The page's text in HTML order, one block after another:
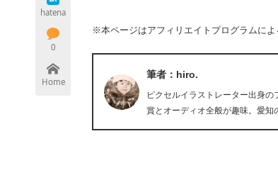
hatena
0
Home
※本ページはアフィリエイトプログラムに
筆者：hiro.
ピクセルイラストレーター出身
賞とオーディオ全般が趣味。愛知